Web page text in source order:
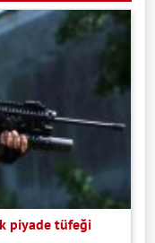
piyade tüfeği